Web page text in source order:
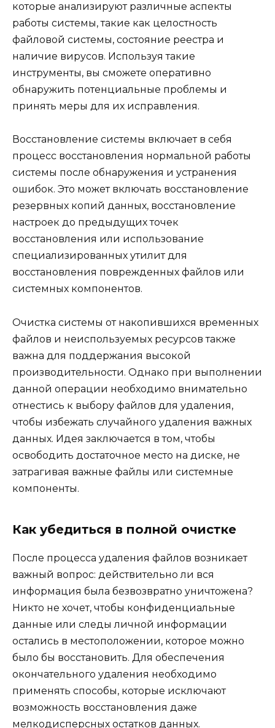
которые анализируют различные аспекты
работы системы, такие как целостность
файловой системы, состояние реестра и
наличие вирусов. Используя такие
инструменты, вы сможете оперативно
обнаружить потенциальные проблемы и
принять меры для их исправления.
Восстановление системы включает в себя
процесс восстановления нормальной работы
системы после обнаружения и устранения
ошибок. Это может включать восстановление
резервных копий данных, восстановление
настроек до предыдущих точек
восстановления или использование
специализированных утилит для
восстановления поврежденных файлов или
системных компонентов.
Очистка системы от накопившихся временных
файлов и неиспользуемых ресурсов также
важна для поддержания высокой
производительности. Однако при выполнении
данной операции необходимо внимательно
отнестись к выбору файлов для удаления,
чтобы избежать случайного удаления важных
данных. Идея заключается в том, чтобы
освободить достаточное место на диске, не
затрагивая важные файлы или системные
компоненты.
Как убедиться в полной очистке
После процесса удаления файлов возникает
важный вопрос: действительно ли вся
информация была безвозвратно уничтожена?
Никто не хочет, чтобы конфиденциальные
данные или следы личной информации
остались в местоположении, которое можно
было бы восстановить. Для обеспечения
окончательного удаления необходимо
применять способы, которые исключают
возможность восстановления даже
мелкодисперсных остатков данных.